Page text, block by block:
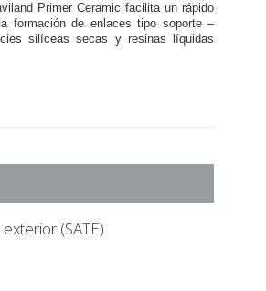
Primer Ceramic facilita un rápido
formación de enlaces tipo soporte –
silíceas secas y resinas líquidas
(SATE)